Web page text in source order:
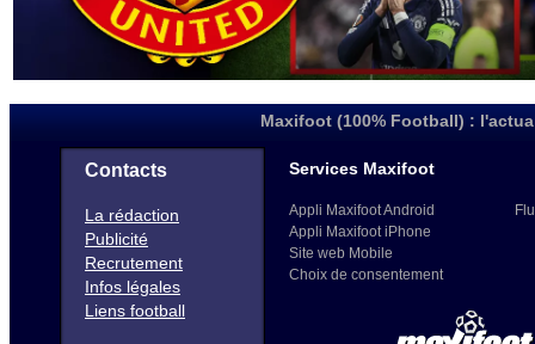
Maxifoot (100% Football) :
Contacts
La rédaction
Publicité
Recrutement
Infos légales
Liens football
Services Maxifoot
Appli Maxifoot Android
Appli Maxifoot iPhone
Site web Mobile
Choix de consentement